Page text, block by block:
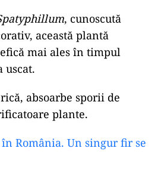
, cunoscută
această plantă
mai ales în timpul
uscat.
absoarbe sporii de
plante.
România. Un singur fir se